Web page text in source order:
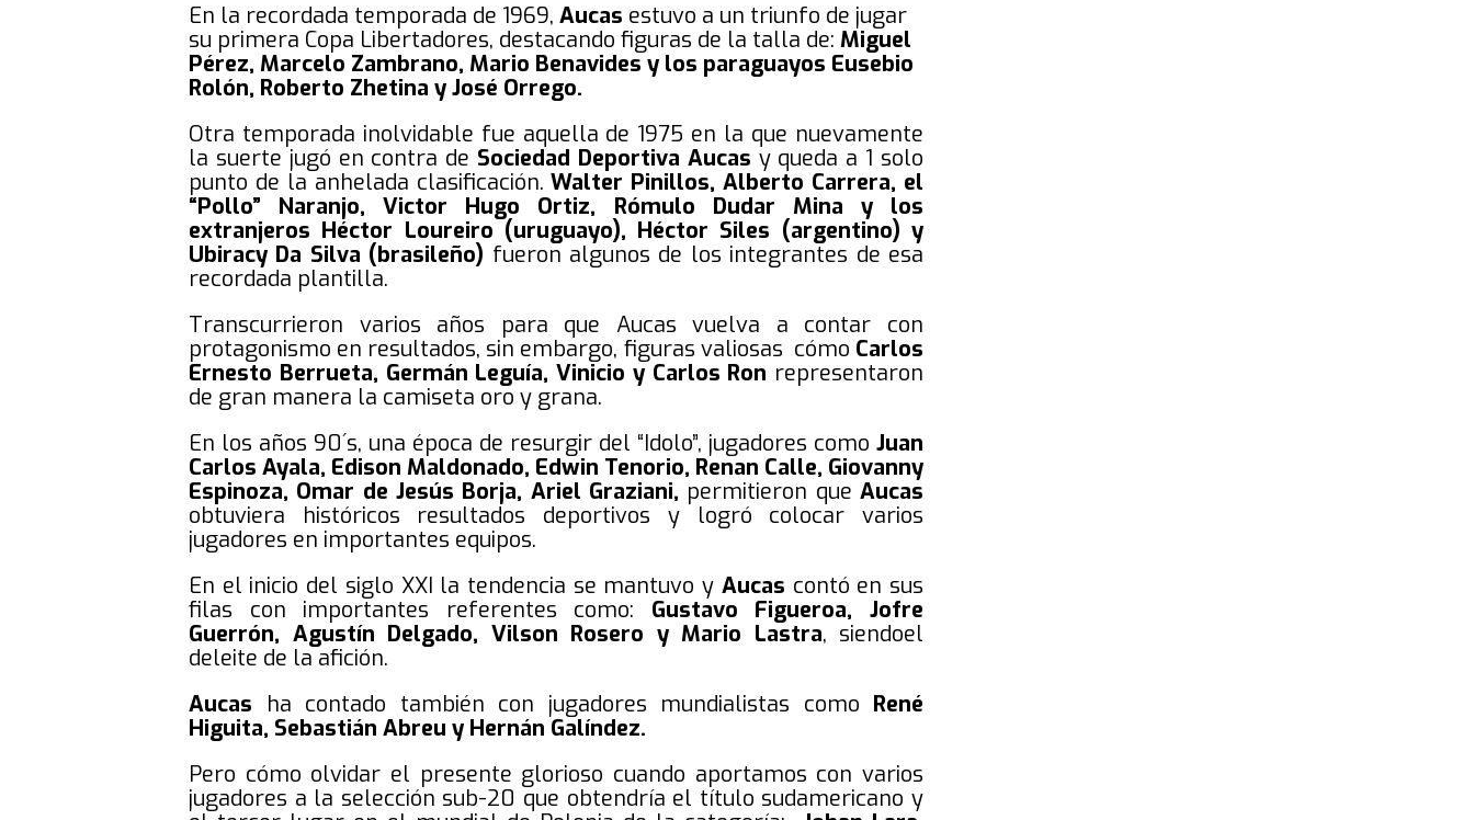
En la recordada temporada de 1969, Aucas estuvo a un triunfo de jugar
su primera Copa Libertadores, destacando figuras de la talla de: Miguel
Pérez, Marcelo Zambrano, Mario Benavides y los paraguayos Eusebio
Rolón, Roberto Zhetina y José Orrego.
Otra temporada inolvidable fue aquella de 1975 en la que nuevamente
la suerte jugó en contra de Sociedad Deportiva Aucas y queda a 1 solo
punto de la anhelada clasificación.Walter Pinillos, Alberto Carrera, el
“Pollo” Naranjo, Victor Hugo Ortiz, Rómulo Dudar Mina y los
extranjeros Héctor Loureiro (uruguayo), Héctor Siles (argentino) y
Ubiracy Da Silva (brasileño) fueron algunos de los integrantes de esa
recordada plantilla.
Transcurrieron varios años para que Aucas vuelva a contar con
protagonismo en resultados, sin embargo, figuras valiosas cómo Carlos
Ernesto Berrueta, Germán Leguía, Vinicio y Carlos Ron representaron
de gran manera la camiseta oro y grana.
En los años 90´s, una época de resurgir del “Idolo”, jugadores como Juan
Carlos Ayala, Edison Maldonado, Edwin Tenorio, Renan Calle, Giovanny
Espinoza, Omar de Jesús Borja, Ariel Graziani, permitieron que Aucas
obtuviera históricos resultados deportivos y logró colocar varios
jugadores en importantes equipos.
En el inicio del siglo XXI la tendencia se mantuvo y Aucas contó en sus
filas con importantes referentes como: Gustavo Figueroa, Jofre
Guerrón, Agustín Delgado, Vilson Rosero y Mario Lastra, siendoel
deleite de la afición.
Aucas ha contado también con jugadores mundialistas como René
Higuita, Sebastián Abreu y Hernán Galíndez.
Pero cómo olvidar el presente glorioso cuando aportamos con varios
jugadores a la selección sub-20 que obtendría el título sudamericano y